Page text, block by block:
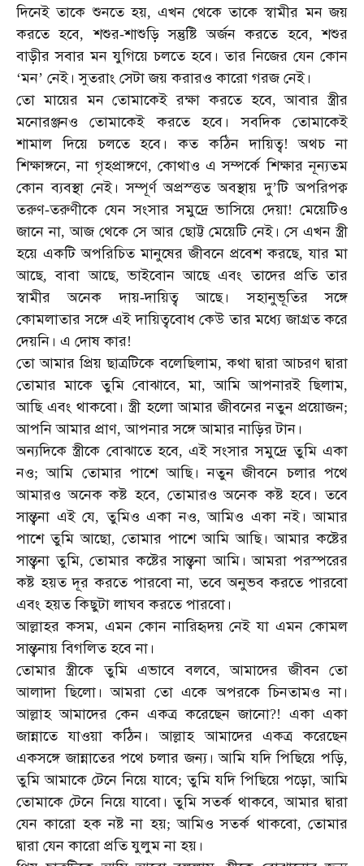
দিনেই তাকে শুনতে হয়,এখন থেকে তাকে স্বামীর মন জয়
করতে হবে,শশুর-শাশুড়ি সন্তুষ্টি অর্জন করতে হবে,শশুর
বাড়ীর সবার মন যুগিয়ে চলতে হবে। তার নিজের যেন কোন
‘মন’ নেই। সুতরাং সেটা জয় করারও কারো গরজ নেই।
তো মায়ের মন তোমাকেই রক্ষা করতে হবে,আবার স্ত্রীর
মনোরঞ্জনও
তোমাকেই করতে হবে। সবদিক
তোমাকেই
শামাল দিয়ে চলতে হবে। কত কঠিন দায়িত্ব!অথচ না
শিক্ষাঙ্গনে,না গৃহপ্রাঙ্গণে, কোথাও এ সম্পর্কে শিক্ষার নূন্যতম
কোন ব্যবস্থা নেই। সম্পূর্ণ অপ্রস্ত্তত অবস্থায় দু’টি অপরিপক্ব
তরুণ-তরুণীকে যেন সংসার সমুদ্রে ভাসিয়ে দেয়া!মেয়েটিও
জানে না,আজ থেকে সে আর ছোট্ট মেয়েটি নেই। সে এখন স্ত্রী
হয়ে একটি অপরিচিত মানুষের জীবনে প্রবেশ করছে,যার মা
আছে,বাবা আছে,ভাইবোন আছে এবং তাদের প্রতি তার
স্বামীর
অনেক দায়-দায়িত্ব আছে। সহানুভূতির
সঙ্গে
কোমলাতার সঙ্গে এই দায়িত্ববোধ কেউ তার মধ্যে জাগ্রত করে
দেয়নি। এ দোষ কার!
তো আমার প্রিয় ছাত্রটিকে বলেছিলাম,কথা দ্বারা আচরণ দ্বারা
তোমার মাকে তুমি বোঝাবে,মা,আমি আপনারই ছিলাম,
আছি এবং থাকবো। স্ত্রী হলো আমার জীবনের নতুন প্রয়োজন;
আপনি আমার প্রাণ,আপনার সঙ্গে আমার নাড়ির টান।
অন্যদিকে স্ত্রীকে বোঝাতে হবে, এই সংসার সমুদ্রে তুমি একা
নও;আমি তোমার পাশে আছি। নতুন জীবনে চলার পথে
আমারও অনেক কষ্ট হবে, তোমারও অনেক কষ্ট হবে। তবে
সান্ত্বনা এই যে,তুমিও একা নও,আমিও একা নই। আমার
পাশে তুমি আছো, তোমার পাশে আমি আছি। আমার কষ্টের
সান্ত্বনা তুমি,তোমার কষ্টের সান্ত্বনা আমি। আমরা পরস্পরের
কষ্ট হয়ত দূর করতে পারবো না,তবে অনুভব করতে পারবো
এবং হয়ত কিছুটা লাঘব করতে পারবো।
আল্লাহর কসম, এমন কোন নারিহৃদয় নেই যা এমন কোমল
সান্ত্বনায় বিগলিত হবে না।
তোমার স্ত্রীকে তুমি এভাবে বলবে,আমাদের জীবন তো
আলাদা ছিলো। আমরা তো একে অপরকে চিনতামও না।
আল্লাহ আমাদের কেন একত্র করেছেন জানো?! একা একা
জান্নাতে যাওয়া কঠিন। আল্লাহ আমাদের একত্র করেছেন
একসঙ্গে জান্নাতের পথে চলার জন্য। আমি যদি পিছিয়ে পড়ি,
তুমি আমাকে টেনে নিয়ে যাবে;তুমি যদি পিছিয়ে পড়ো,আমি
তোমাকে টেনে নিয়ে যাবো। তুমি সতর্ক থাকবে,আমার দ্বারা
যেন কারো হক নষ্ট না হয়;আমিও সতর্ক থাকবো,তোমার
দ্বারা যেন কারো প্রতি যুলুম না হয়।